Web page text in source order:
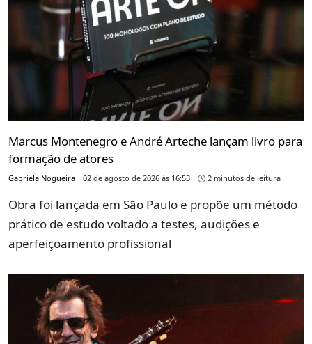
Marcus Montenegro e André Arteche lançam livro para
formação de atores
Gabriela Nogueira 02 de agosto de 2026 às 16:53 2 minutos de leitura
Obra foi lançada em São Paulo e propõe um método
prático de estudo voltado a testes, audições e
aperfeiçoamento profissional